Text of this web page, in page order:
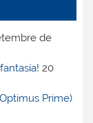
de
20
Prime)